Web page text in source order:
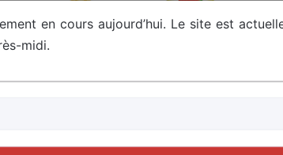
en cours aujourd’hui. Le site est
midi.